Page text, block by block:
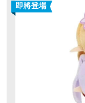
即將登場